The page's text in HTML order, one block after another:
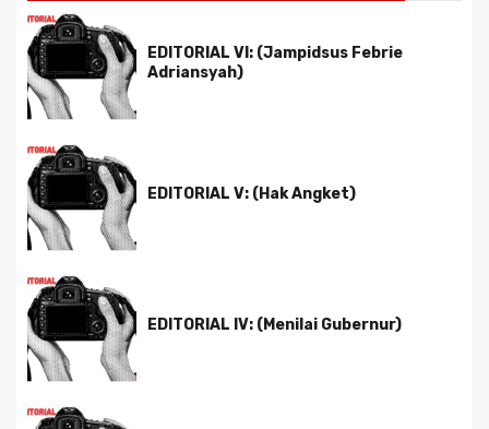
EDITORIAL VI: (Jampidsus Febrie
Adriansyah)
EDITORIAL V: (Hak Angket)
EDITORIAL IV: (Menilai Gubernur)